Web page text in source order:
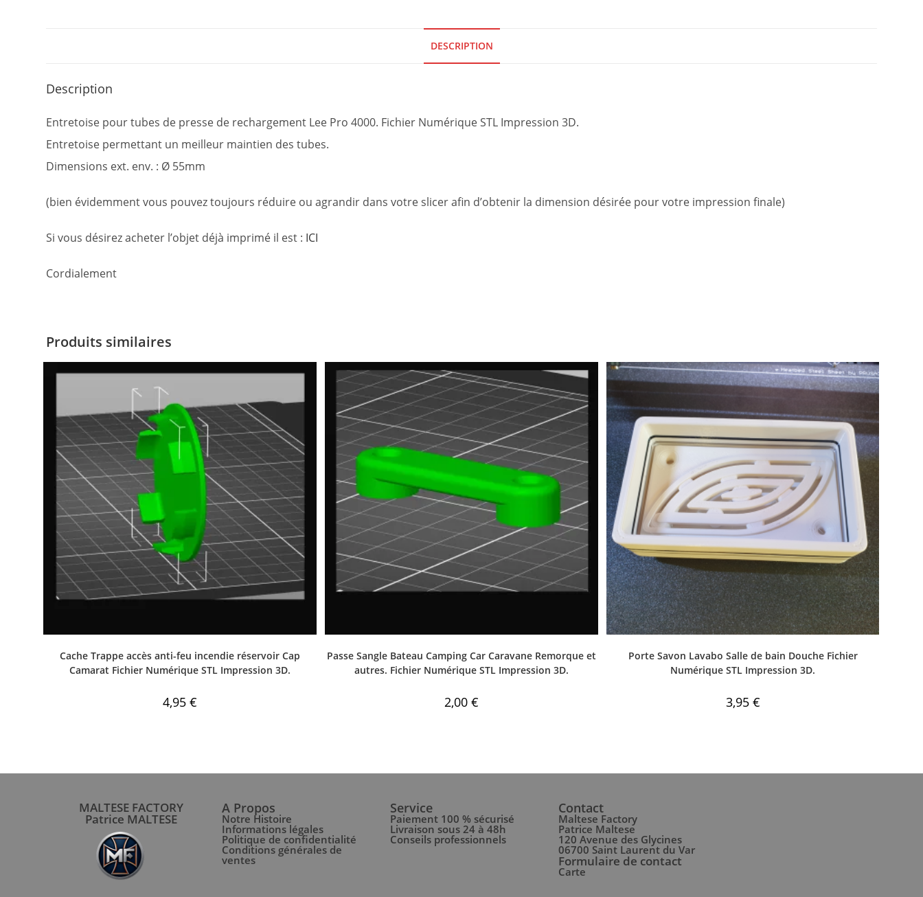
DESCRIPTION
Description
Entretoise pour tubes de presse de rechargement Lee Pro 4000. Fichier Numérique STL Impression 3D.
Entretoise permettant un meilleur maintien des tubes.
Dimensions ext. env. : Ø 55mm
(bien évidemment vous pouvez toujours réduire ou agrandir dans votre slicer afin d’obtenir la dimension désirée pour votre impression finale)
Si vous désirez acheter l’objet déjà imprimé il est : ICI
Cordialement
Produits similaires
Cache Trappe accès anti-feu incendie réservoir Cap
Camarat Fichier Numérique STL Impression 3D.
4,95€
Passe Sangle Bateau Camping Car Caravane Remorque et
autres. Fichier Numérique STL Impression 3D.
2,00 €
Porte Savon Lavabo Salle de bain Douche Fichier
Numérique STL Impression 3D.
3,95 €
MALTESE FACTORY
Patrice MALTESE
A Propos
Notre Histoire
Informations légales
Politique de confidentialité
Conditions générales de
ventes
Service
Paiement 100 % sécurisé
Livraison sous 24 à 48h
Conseils professionnels
Contact
Maltese Factory
Patrice Maltese
120 Avenue des Glycines
06700 Saint Laurent du Var
Formulaire de contact
Carte